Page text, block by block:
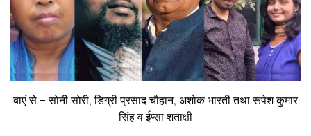
बाएं से – सोनी सोरी, डिग्री प्रसाद चौहान, अशोक भारती तथा रूपेश कुमार
सिंह व ईप्सा शताक्षी